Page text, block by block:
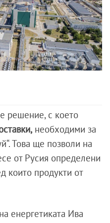
решение, с което
необходими за
Това ще позволи на
от Русия определени
които продукти от
енергетиката Ива